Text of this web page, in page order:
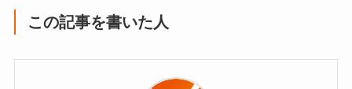
この記事を書いた人